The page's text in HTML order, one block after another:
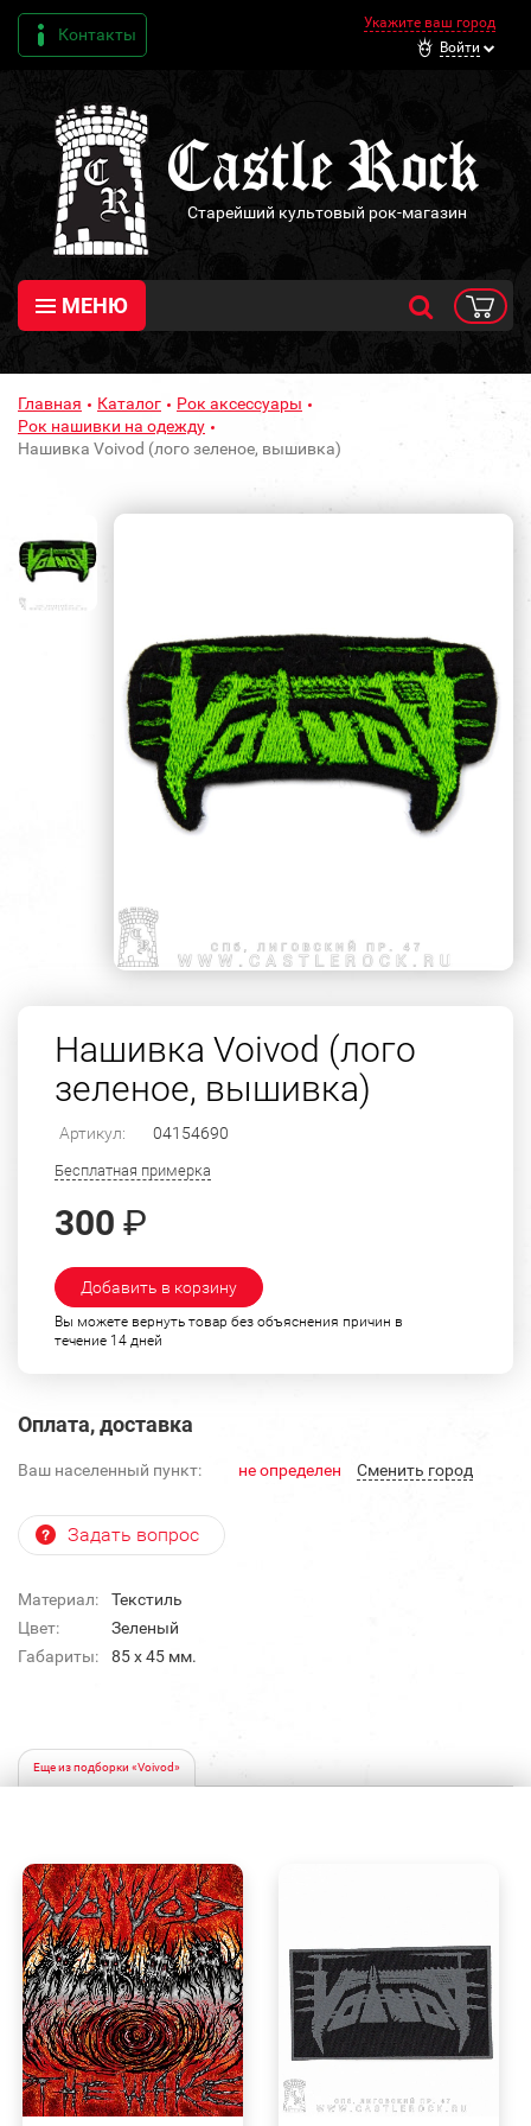
Контакты
Укажите ваш город
Войти
Старейший культовый рок-магазин
МЕНЮ
Главная Каталог
Рок аксессуары
Рок нашивки на одежду
Нашивка Voivod (лого зеленое, вышивка)
Нашивка Voivod (лого
зеленое, вышивка)
Артикул: 04154690
Бесплатная примерка
300 ₽
Добавить в корзину
Вы можете вернуть товар без объяснения причин в
течение 14 дней
Оплата, доставка
Ваш населенный пункт: не определен Cменить город
Задать вопрос
Материал:
Текстиль
Цвет:
Зеленый
Габариты:
85 х 45 мм.
Еще из подборки «Voivod»